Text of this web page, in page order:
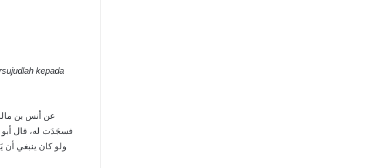
kepada
عن أنس بن
فسجَدَت له، قال أبو
ولو كان ينبغي أن